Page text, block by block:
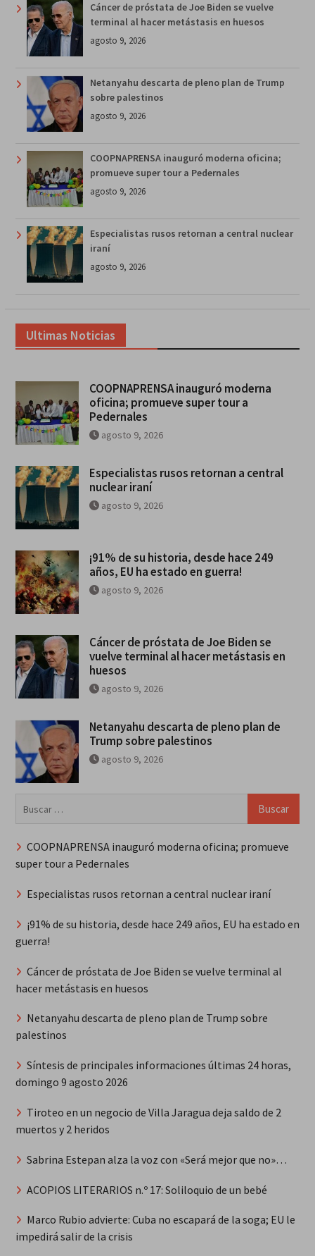
Cáncer de próstata de Joe Biden se vuelve
terminal al hacer metástasis en huesos
agosto 9, 2026
Netanyahu descarta de pleno plan de Trump
sobre palestinos
agosto 9, 2026
COOPNAPRENSA inauguró moderna oficina;
promueve super tour a Pedernales
agosto 9, 2026
Especialistas rusos retornan a central nuclear
iraní
agosto 9, 2026
Ultimas Noticias
COOPNAPRENSA inauguró moderna
oficina; promueve super tour a
Pedernales
agosto 9, 2026
Especialistas rusos retornan a central
nuclear iraní
agosto 9, 2026
¡91% de su historia, desde hace 249
años, EU ha estado en guerra!
agosto 9, 2026
Cáncer de próstata de Joe Biden se
vuelve terminal al hacer metástasis en
huesos
agosto 9, 2026
Netanyahu descarta de pleno plan de
Trump sobre palestinos
agosto 9, 2026
COOPNAPRENSA inauguró moderna oficina; promueve
super tour a Pedernales
Especialistas rusos retornan a central nuclear iraní
¡91% de su historia, desde hace 249 años, EU ha estado en
guerra!
Cáncer de próstata de Joe Biden se vuelve terminal al
hacer metástasis en huesos
Netanyahu descarta de pleno plan de Trump sobre
palestinos
Síntesis de principales informaciones últimas 24 horas,
domingo 9 agosto 2026
Tiroteo en un negocio de Villa Jaragua deja saldo de 2
muertos y 2 heridos
Sabrina Estepan alza la voz con «Será mejor que no»…
ACOPIOS LITERARIOS n.º 17: Soliloquio de un bebé
Marco Rubio advierte: Cuba no escapará de la soga; EU le
impedirá salir de la crisis